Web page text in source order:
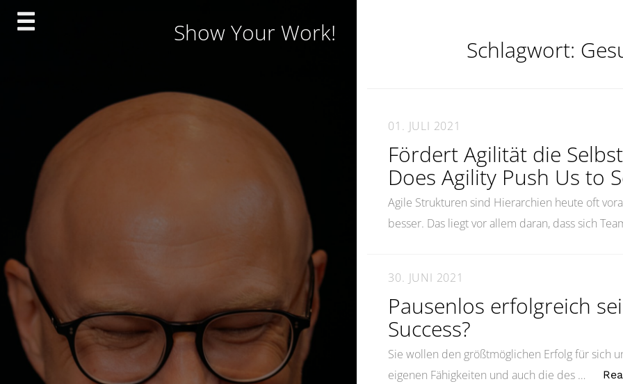
Skip
Show Your Work!
Schlagwort:
01. JULI 2021
Fördert Agilität die
Does Agility Push Us to
Agile Strukturen sind Hierarchien heute oft
besser. Das liegt vor allem daran, dass sich
30. JUNI 2021
Pausenlos erfolgreich
Success?
Sie wollen den größtmöglichen Erfolg für sich
eigenen Fähigkeiten und auch die des …